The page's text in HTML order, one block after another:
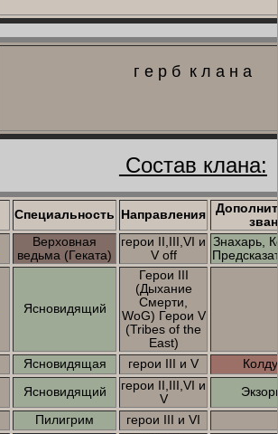
г е р б к л а н а
Состав клана:
Специальность Направления
Верховная
ведьма (Геката)
герои II,III,VI и
V off
Знахарь,
Ясновидящий
Герои III
(Дыхание
Смерти,
WoG) Герои V
(Tribes of the
East)
Ясновидящая герои III и V
Ясновидящий
герои II,III,VI и
V
Пилигрим герои III и VI